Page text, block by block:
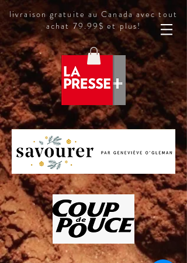
livraison gratuite au Canada avec tout
achat 79.99$ et plus!